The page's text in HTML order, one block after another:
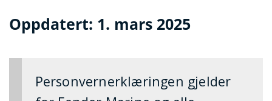
Oppdatert: 1. mars 2025
Personvernerklæringen gjelder